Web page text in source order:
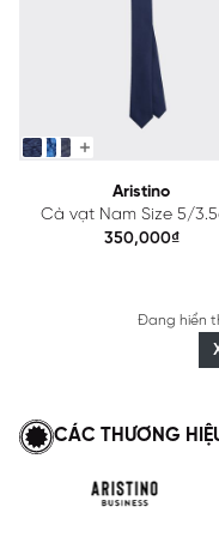
Aristino
Cà vạt Nam Size 5/
Aristino ATI01702
350,000₫
Đang hiển
CÁC THƯƠNG